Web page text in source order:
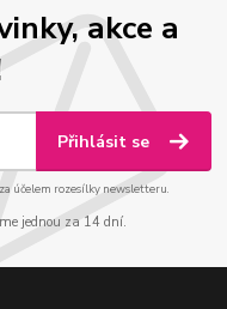
akce a
Přihlásit se
účelem rozesílky newsletteru.
jednou za 14 dní.